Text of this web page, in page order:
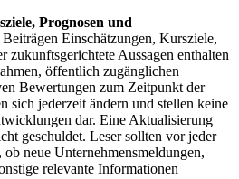
Prognosen und
Einschätzungen, Kursziele,
zukunftsgerichtete Aussagen enthalten
öffentlich zugänglichen
Bewertungen zum Zeitpunkt der
sich jederzeit ändern und stellen keine
dar. Eine Aktualisierung
geschuldet. Leser sollten vor jeder
neue Unternehmensmeldungen,
relevante Informationen